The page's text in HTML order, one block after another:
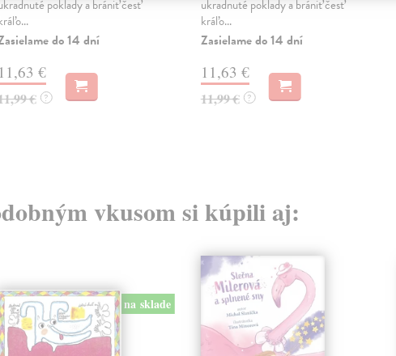
poklady a brániť česť
do 14 dní
11,63 €
€ ?
ukradnuté poklady a brániť česť
kráľo...
Zasielame do 14 dní
11,63 €
11,99 € ?
vkusom si kúpili aj:
na sklade